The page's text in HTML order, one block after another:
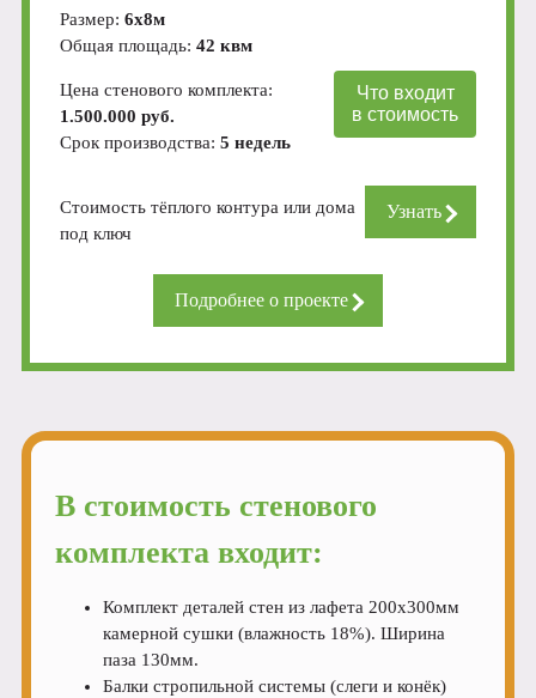
Размер: 6х8м
Общая площадь: 42 квм
Цена стенового комплекта:
1.500.000 руб.
Срок производства: 5 недель
Что входит
в стоимость
Стоимость тёплого контура или дома
под ключ
Узнать
Подробнее о проекте
В стоимость стенового
комплекта входит:
Комплект деталей стен из лафета 200х300мм
камерной сушки (влажность 18%). Ширина
паза 130мм.
Балки стропильной системы (слеги и конёк)